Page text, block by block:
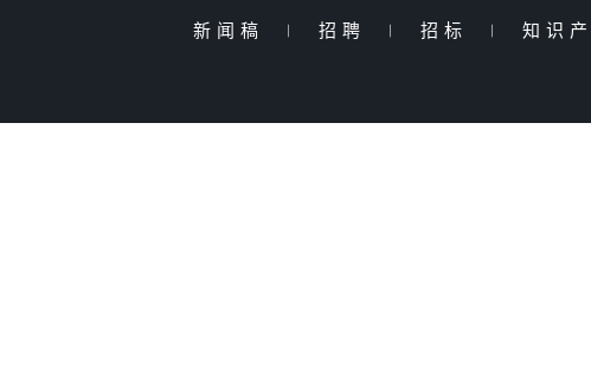
新闻稿 | 招聘 | 招标 | 知识